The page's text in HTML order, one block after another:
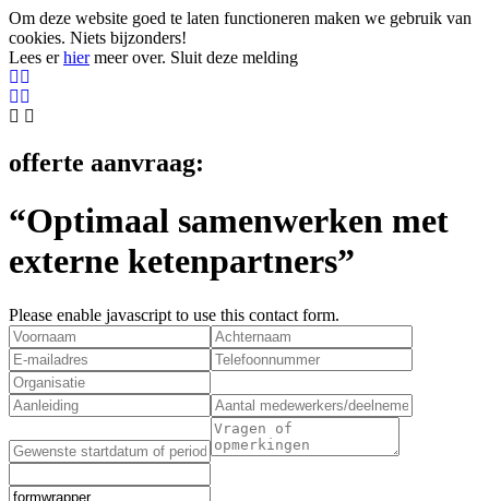
Om deze website goed te laten functioneren maken we gebruik van
cookies. Niets bijzonders!
Lees erhiermeer over. Sluit deze melding
offerte aanvraag:
“Optimaal samenwerken met
externe ketenpartners”
Please enable javascript to use this contact form.